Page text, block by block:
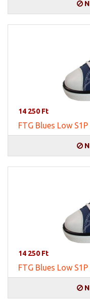
14 250 Ft
FTG Blues Low
14 250 Ft
FTG Blues Low